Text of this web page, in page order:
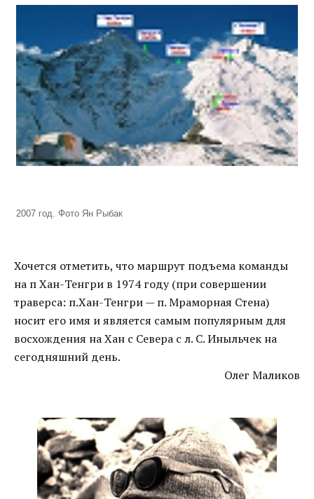
2007 год. Фото Ян Рыбак
Хочется отметить, что маршрут подъема команды
на п Хан-Тенгри в 1974 году (при совершении
траверса: п.Хан-Тенгри — п. Мраморная Стена)
носит его имя и является самым популярным для
восхождения на Хан с Севера с л. С. Иныльчек на
сегодняшний день.
Олег Маликов